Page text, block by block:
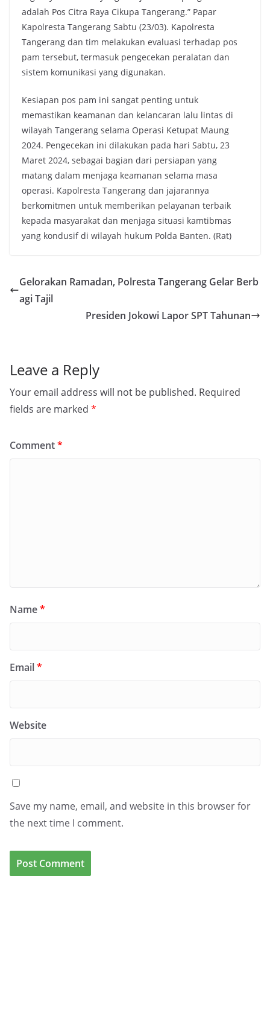
adalah Pos Citra Raya Cikupa Tangerang.” Papar
Kapolresta Tangerang Sabtu (23/03). Kapolresta
Tangerang dan tim melakukan evaluasi terhadap pos
pam tersebut, termasuk pengecekan peralatan dan
sistem komunikasi yang digunakan.
Kesiapan pos pam ini sangat penting untuk
memastikan keamanan dan kelancaran lalu lintas di
wilayah Tangerang selama Operasi Ketupat Maung
2024. Pengecekan ini dilakukan pada hari Sabtu, 23
Maret 2024, sebagai bagian dari persiapan yang
matang dalam menjaga keamanan selama masa
operasi. Kapolresta Tangerang dan jajarannya
berkomitmen untuk memberikan pelayanan terbaik
kepada masyarakat dan menjaga situasi kamtibmas
yang kondusif di wilayah hukum Polda Banten. (Rat)
Gelorakan Ramadan, Polresta Tangerang Gelar Berb
agi Tajil
Presiden Jokowi Lapor SPT Tahunan
Leave a Reply
Your email address will not be published. Required
fields are marked *
Comment*
Name*
Email*
Website
Save my name, email, and website in this browser for
the next time I comment.